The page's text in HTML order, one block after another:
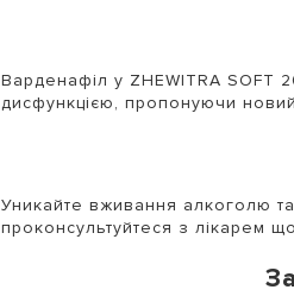
Варденафіл у ZHEWITRA SOFT
дисфункцією, пропонуючи новий
Уникайте вживання алкоголю
проконсультуйтеся з лікарем